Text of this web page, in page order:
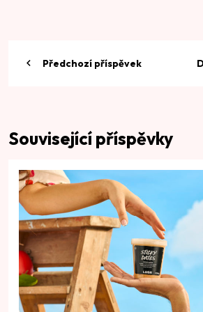
Předchozí příspěvek
Související příspěvky